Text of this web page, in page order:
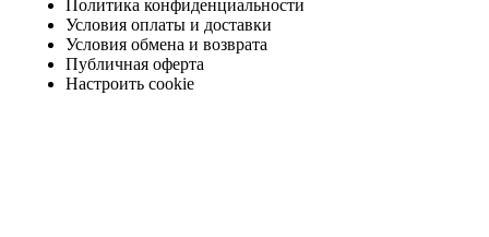
Политика конфиденциальности
Условия оплаты и доставки
Условия обмена и возврата
Публичная оферта
Настроить cookie